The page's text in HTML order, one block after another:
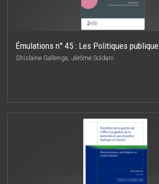
Émulations n° 45 : Les Politiques
Ghislaine Gallenga, Jérôme Soldani